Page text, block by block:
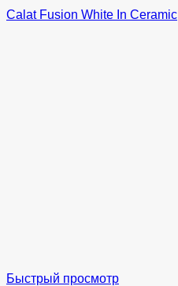
Calat Fusion White In Ceramic
Быстрый просмотр